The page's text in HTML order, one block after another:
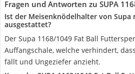
Fragen und Antworten zu SUPA
Ist der Meisenknödelhalter von Supa
ausgestattet?
Der Supa 1168/1049 Fat Ball
Auffangschale, welche verhindert,
fällt und Ungeziefer anzieht.